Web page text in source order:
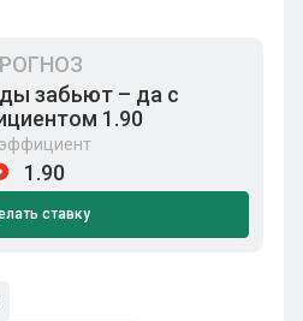
забьют – да с
1.90
1.90
ставку